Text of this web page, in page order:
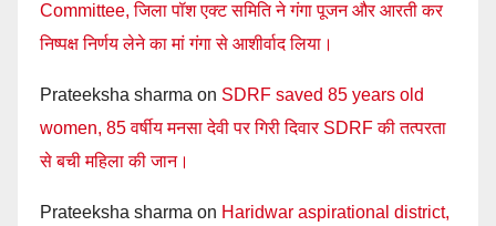
Committee, जिला पॉश एक्ट समिति ने गंगा पूजन और आरती कर
निष्पक्ष निर्णय लेने का मां गंगा से आशीर्वाद लिया।
Prateeksha sharma on SDRF saved 85 years old
women, 85 वर्षीय मनसा देवी पर गिरी दिवार SDRF की तत्परता
से बची महिला की जान।
Prateeksha sharma on Haridwar aspirational district,